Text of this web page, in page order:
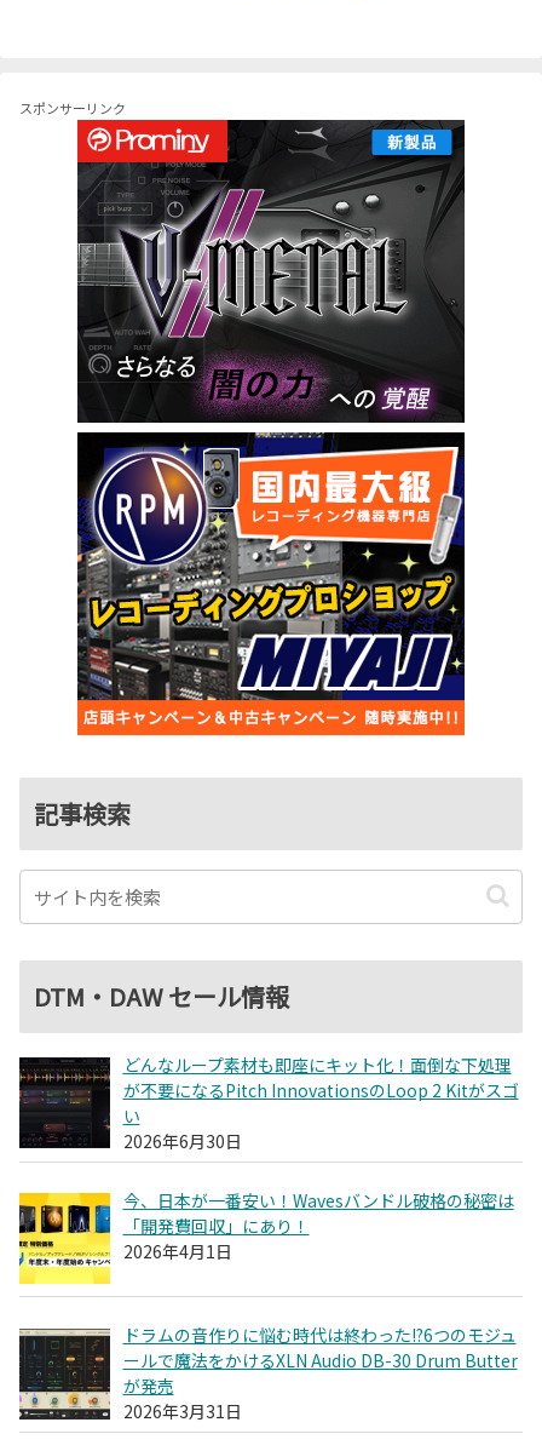
スポンサーリンク
記事検索
DTM・DAW セール情報
どんなループ素材も即座にキット化！面倒な下処理
が不要になるPitch InnovationsのLoop 2 Kitがスゴ
い
2026年6月30日
今、日本が一番安い！Wavesバンドル破格の秘密は
「開発費回収」にあり！
2026年4月1日
ドラムの音作りに悩む時代は終わった!?6つのモジュ
ールで魔法をかけるXLN Audio DB-30 Drum Butter
が発売
2026年3月31日